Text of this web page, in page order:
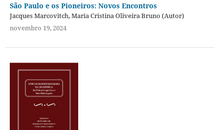
São Paulo e os Pioneiros: Novos Encontros
Jacques Marcovitch, Maria Cristina Oliveira Bruno (Autor)
novembro 19, 2024